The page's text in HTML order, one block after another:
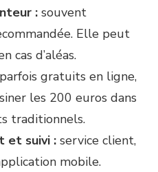
: souvent
Elle peut
cas d’aléas.
parfois gratuits en ligne,
les 200 euros dans
traditionnels.
et suivi : service client,
mobile.